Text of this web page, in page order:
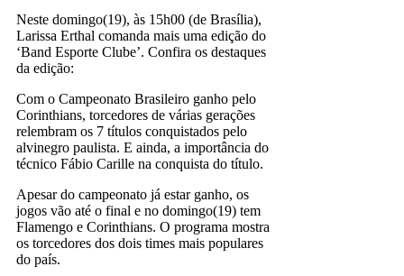
Neste domingo(19), às 15h00 (de Brasília),
Larissa Erthal comanda mais uma edição do
‘Band Esporte Clube’. Confira os destaques
da edição:
Com o Campeonato Brasileiro ganho pelo
Corinthians, torcedores de várias gerações
relembram os 7 títulos conquistados pelo
alvinegro paulista. E ainda, a importância do
técnico Fábio Carille na conquista do título.
Apesar do campeonato já estar ganho, os
jogos vão até o final e no domingo(19) tem
Flamengo e Corinthians. O programa mostra
os torcedores dos dois times mais populares
do país.